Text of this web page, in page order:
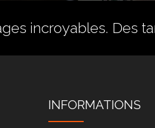
incroyables. Des
INFORMATIONS